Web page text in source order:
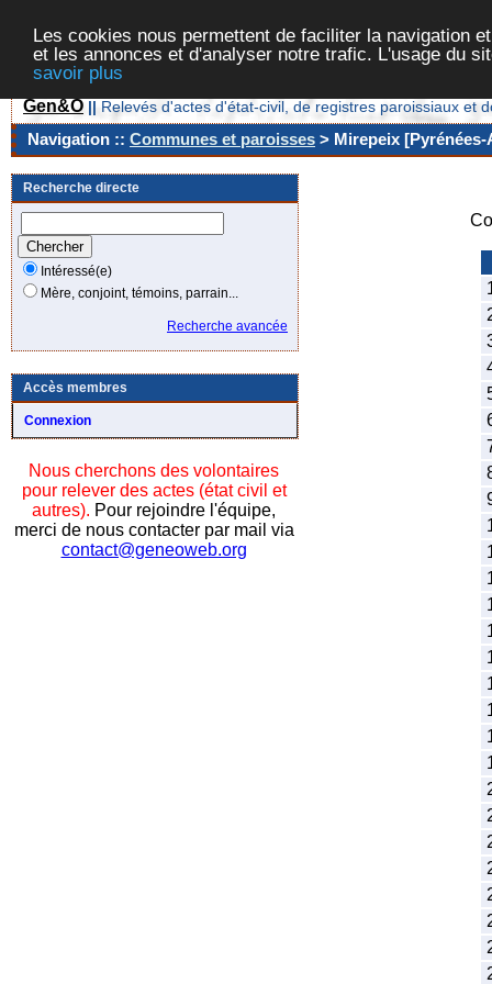
Les cookies nous permettent de faciliter la navigation
et les annonces et d'analyser notre trafic. L'usage du
savoir plus
Gen&O || Relevés d'actes d'état-civil, de registres paroissiaux et
Navigation :: Communes et paroisses > Mirepeix
Recherche directe
Intéressé(e)
Mère, conjoint, témoins, parrain...
Recherche avancée
Accès membres
Connexion
Nous cherchons des volontaires
pour relever des actes (état civil et
autres). Pour rejoindre l'équipe,
merci de nous contacter par mail via
contact@geneoweb.org